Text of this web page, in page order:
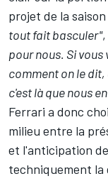
projet de la
tout fait basculer"
pour nous. Si
comment on le dit,
c'est là que nous
Ferrari a donc
milieu entre la
et l'anticipation
techniquement la